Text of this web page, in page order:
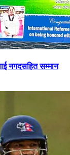
नगदसहित सम्मान